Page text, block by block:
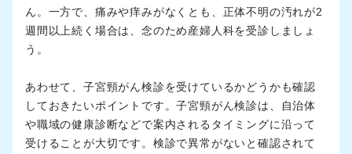
ん。一方で、痛みや痒みがなくとも、正体不明の汚れが2
週間以上続く場合は、念のため産婦人科を受診しましょ
う。
あわせて、子宮頸がん検診を受けているかどうかも確認
しておきたいポイントです。子宮頸がん検診は、自治体
や職域の健康診断などで案内されるタイミングに沿って
受けることが大切です。検診で異常がないと確認されて